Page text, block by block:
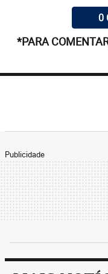
0
*PARA
Publicidade